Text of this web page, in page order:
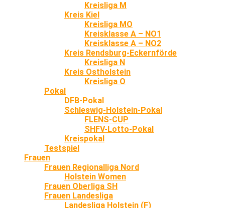
Kreisliga M
Kreis Kiel
Kreisliga MO
Kreisklasse A – NO1
Kreisklasse A – NO2
Kreis Rendsburg-Eckernförde
Kreisliga N
Kreis Ostholstein
Kreisliga O
Pokal
DFB-Pokal
Schleswig-Holstein-Pokal
FLENS-CUP
SHFV-Lotto-Pokal
Kreispokal
Testspiel
Frauen
Frauen Regionalliga Nord
Holstein Women
Frauen Oberliga SH
Frauen Landesliga
Landesliga Holstein (F)